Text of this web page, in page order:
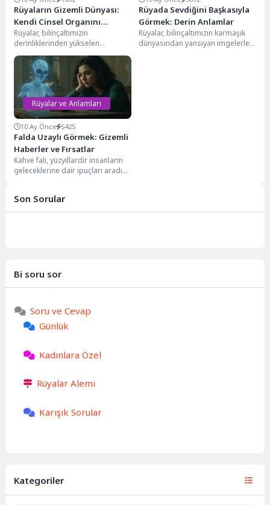
Rüyaların Gizemli Dünyası:
Kendi Cinsel Organını
Görmek Ne Anlama Gelir?
Rüyalar, bilinçaltımızın
derinliklerinden yükselen
mesajlar, semboller ve bazen de
şaşırtıcı imgelerle doludur. Bu
imgeler arasında,...
Rüyada Sevdiğini Başkasıyla
Görmek: Derin Anlamlar
Rüyalar, bilinçaltımızın karmaşık
dünyasından yansıyan imgelerle
Rüyalar ve Anlamları
10 Ay Önce 5425
Falda Uzaylı Görmek: Gizemli
Haberler ve Fırsatlar
Kahve falı, yüzyıllardır insanların
geleceklerine dair ipuçları aradığı,
Son Sorular
Bi soru sor
Soru ve Cevap
Günlük
Kadınlara Özel
Rüyalar Alemi
Karışık Sorular
Kategoriler